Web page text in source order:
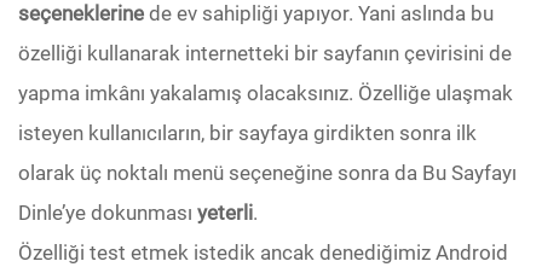
seçeneklerine de ev sahipliği yapıyor. Yani aslında bu
özelliği kullanarak internetteki bir sayfanın çevirisini de
yapma imkânı yakalamış olacaksınız. Özelliğe ulaşmak
isteyen kullanıcıların, bir sayfaya girdikten sonra ilk
olarak üç noktalı menü seçeneğine sonra da Bu Sayfayı
Dinle’ye dokunması yeterli.
Özelliği test etmek istedik ancak denediğimiz Android